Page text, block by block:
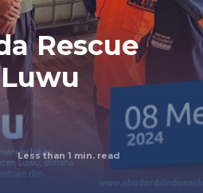
Rescue
Less than 1 min. read